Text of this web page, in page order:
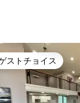
ゲストチョイス
ストチョイス